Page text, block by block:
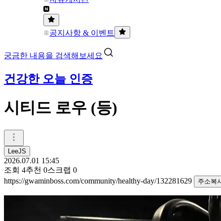
공지사항 & 이벤트
궁금한 내용을 검색해보세요
건강한 오늘 인증
시티드 로우 (등)
LeeJS
2026.07.01 15:45
조회 4추천 0스크랩 0
https://gwaminboss.com/community/healthy-day/132281629
주소복